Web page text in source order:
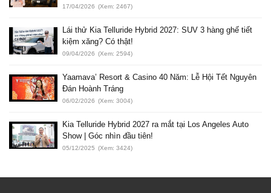
17/04/2026 (Xem: 2467)
Lái thử Kia Telluride Hybrid 2027: SUV 3 hàng ghế tiết
kiệm xăng? Có thật!
09/04/2026 (Xem: 2594)
Yaamava’ Resort & Casino 40 Năm: Lễ Hội Tết Nguyên
Đán Hoành Tráng
06/02/2026 (Xem: 3004)
Kia Telluride Hybrid 2027 ra mắt tại Los Angeles Auto
Show | Góc nhìn đầu tiên!
05/12/2025 (Xem: 3424)